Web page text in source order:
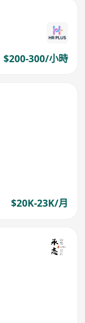
$200-300/小時
$20K-23K/月